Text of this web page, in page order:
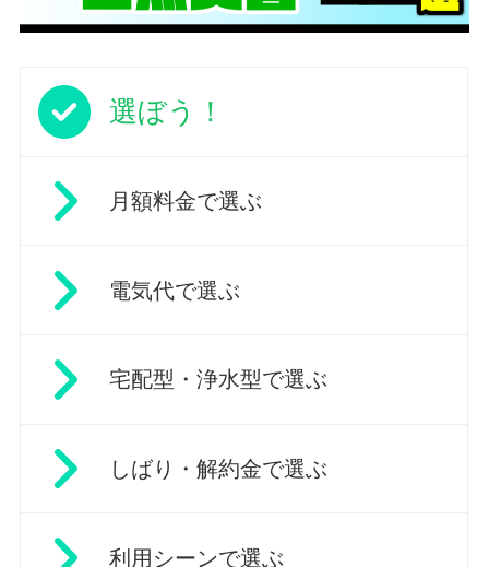
選ぼう！
月額料金で選ぶ
電気代で選ぶ
宅配型・浄水型で選ぶ
しばり・解約金で選ぶ
利用シーンで選ぶ